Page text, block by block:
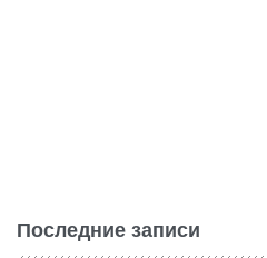
Последние записи